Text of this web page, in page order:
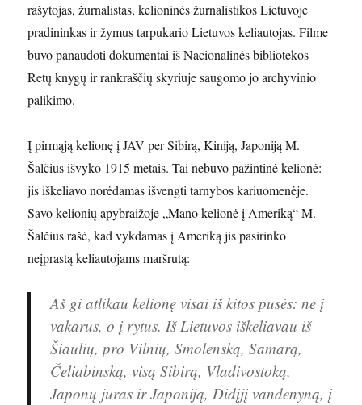
rašytojas, žurnalistas, kelioninės žurnalistikos Lietuvoje
pradininkas ir žymus tarpukario Lietuvos keliautojas. Filme
buvo panaudoti dokumentai iš Nacionalinės bibliotekos
Retų knygų ir rankraščių skyriuje saugomo jo archyvinio
palikimo.
Į pirmąją kelionę į JAV per Sibirą, Kiniją, Japoniją M.
Šalčius išvyko 1915 metais. Tai nebuvo pažintinė kelionė:
jis iškeliavo norėdamas išvengti tarnybos kariuomenėje.
Savo kelionių apybraižoje „Mano kelionė į Ameriką“ M.
Šalčius rašė, kad vykdamas į Ameriką jis pasirinko
neįprastą keliautojams maršrutą:
Aš gi atlikau kelionę visai iš kitos pusės: ne į
vakarus, o į rytus. Iš Lietuvos iškeliavau iš
Šiaulių, pro Vilnių, Smolenską, Samarą,
Čeliabinską, visą Sibirą, Vladivostoką,
Japonų jūras ir Japoniją, Didįjį vandenyną, į